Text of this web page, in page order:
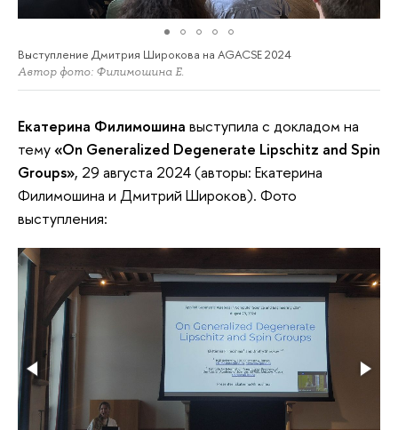
Выступление Дмитрия Широкова на AGACSE 2024
Автор фото: Филимошина Е.
Екатерина Филимошина выступила с докладом на
тему«On Generalized Degenerate Lipschitz and Spin
Groups», 29 августа 2024 (авторы: Екатерина
Филимошина и Дмитрий Широков). Фото
выступления: